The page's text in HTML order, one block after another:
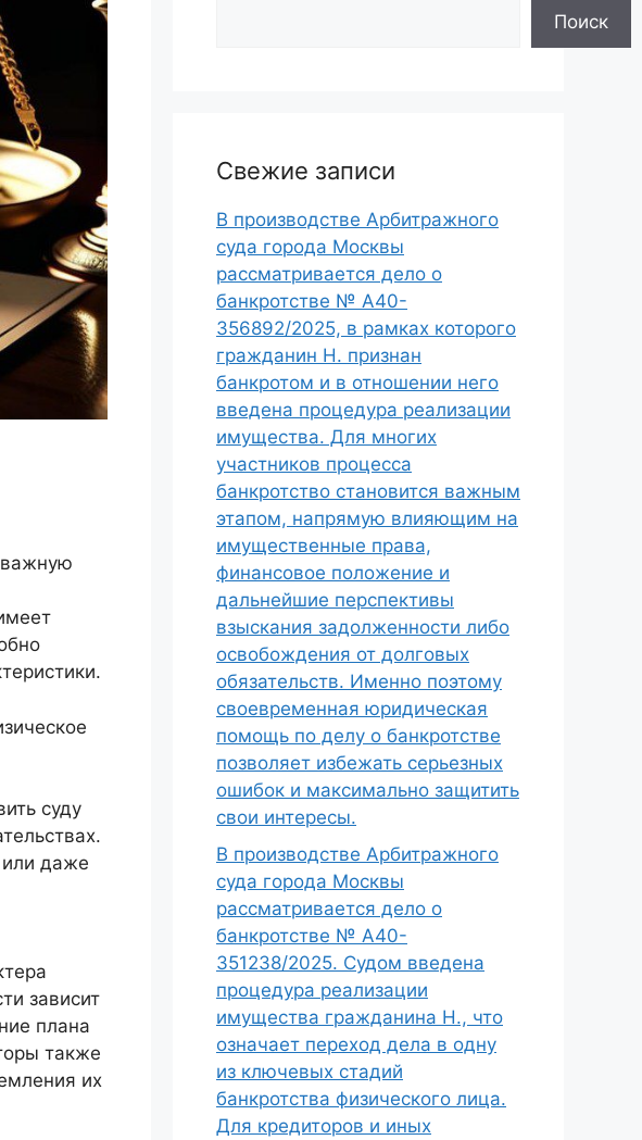
важную
суду
или даже
зависит
плана
также
их
Поиск
Свежие записи
В производстве Арбитражного
суда города Москвы
рассматривается дело о
банкротстве № А40-
356892/2025, в рамках которого
гражданин Н. признан
банкротом и в отношении него
введена процедура реализации
имущества. Для многих
участников процесса
банкротство становится важным
этапом, напрямую влияющим на
имущественные права,
финансовое положение и
дальнейшие перспективы
взыскания задолженности либо
освобождения от долговых
обязательств. Именно поэтому
своевременная юридическая
помощь по делу о банкротстве
позволяет избежать серьезных
ошибок и максимально защитить
свои интересы.
В производстве Арбитражного
суда города Москвы
рассматривается дело о
банкротстве № А40-
351238/2025. Судом введена
процедура реализации
имущества гражданина Н., что
означает переход дела в одну
из ключевых стадий
банкротства физического лица.
Для кредиторов и иных